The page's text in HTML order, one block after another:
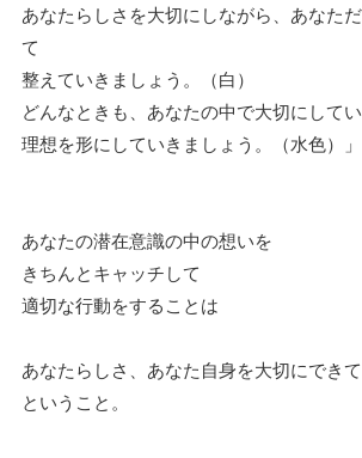
あなたらしさを大切にしながら、あなた
て
整えていきましょう。（白）
どんなときも、あなたの中で大切にして
理想を形にしていきましょう。（水色）」
あなたの潜在意識の中の想いを
きちんとキャッチして
適切な行動をすることは
あなたらしさ、あなた自身を大切にでき
ということ。